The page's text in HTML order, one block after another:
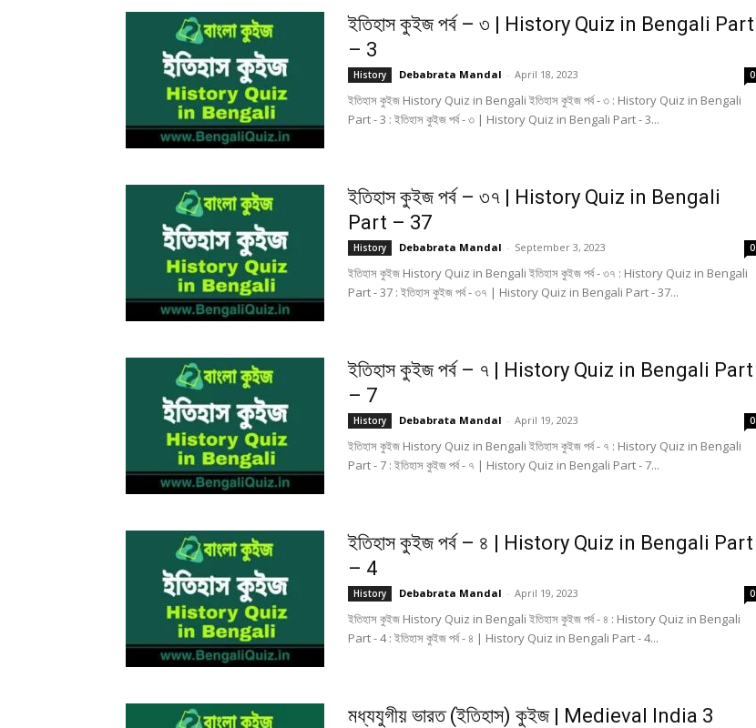
ইতিহাস কুইজ পর্ব – ৩ | History Quiz in Bengali Part
– 3
History Debabrata Mandal - April 18, 2023 0
ইতিহাস কুইজ History Quiz in Bengali ইতিহাস কুইজ পর্ব - ৩ : History Quiz in Bengali
Part - 3 : ইতিহাস কুইজ পর্ব - ৩ | History Quiz in Bengali Part - 3...
ইতিহাস কুইজ পর্ব – ৩৭ | History Quiz in Bengali
Part – 37
History Debabrata Mandal - September 3, 2023 0
ইতিহাস কুইজ History Quiz in Bengali ইতিহাস কুইজ পর্ব - ৩৭ : History Quiz in Bengali
Part - 37 : ইতিহাস কুইজ পর্ব - ৩৭ | History Quiz in Bengali Part - 37...
ইতিহাস কুইজ পর্ব – ৭ | History Quiz in Bengali Part
– 7
History Debabrata Mandal - April 19, 2023 0
ইতিহাস কুইজ History Quiz in Bengali ইতিহাস কুইজ পর্ব - ৭ : History Quiz in Bengali
Part - 7 : ইতিহাস কুইজ পর্ব - ৭ | History Quiz in Bengali Part - 7...
ইতিহাস কুইজ পর্ব – ৪ | History Quiz in Bengali Part
– 4
History Debabrata Mandal - April 19, 2023 0
ইতিহাস কুইজ History Quiz in Bengali ইতিহাস কুইজ পর্ব - ৪ : History Quiz in Bengali
Part - 4 : ইতিহাস কুইজ পর্ব - ৪ | History Quiz in Bengali Part - 4...
মধ্যযুগীয় ভারত (ইতিহাস) কুইজ | Medieval India 3